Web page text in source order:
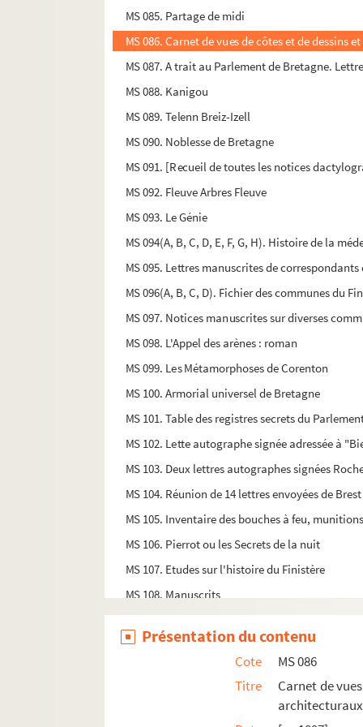
MS 085. Partage de midi
MS 086. Carnet de vues de côtes et de
MS 087. A trait au Parlement de Bretagne.
MS 088. Kanigou
MS 089. Telenn Breiz-Izell
MS 090. Noblesse de Bretagne
MS 091. [Recueil de toutes les notices
MS 092. Fleuve Arbres Fleuve
MS 093. Le Génie
MS 094(A, B, C, D, E, F, G, H). Histoire de la
MS 095. Lettres manuscrites de
MS 096(A, B, C, D). Fichier des communes du
MS 097. Notices manuscrites sur diverses
MS 098. L'Appel des arènes : roman
MS 099. Les Métamorphoses de Corenton
MS 100. Armorial universel de Bretagne
MS 101. Table des registres secrets du
MS 102. Lette autographe signée adressée à
MS 103. Deux lettres autographes signées
MS 104. Réunion de 14 lettres envoyées de
MS 105. Inventaire des bouches à feu,
MS 106. Pierrot ou les Secrets de la nuit
MS 107. Etudes sur l'histoire du Finistère
MS 108. Manuscrits
MS 109. Lettre autographe signée Saint-
MS 110. La Trinité, l'incarnation, la gr©ace.
MS 111. Baudelaire et la belle aux cheveux d'or
MS 112. Lizhiri Roparz Hemon (1900-1978) da
Présentation du contenu
Cote
MS 086
Titre
Carnet de
architecturaux